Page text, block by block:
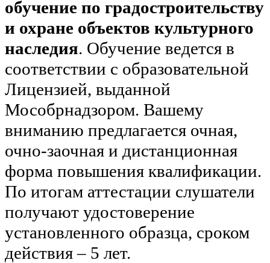
обучение по градостроительству
и охране объектов культурного
наследия. Обучение ведется в
соответствии с образовательной
Лицензией, выданной
Мособрнадзором. Вашему
вниманию предлагается очная,
очно-заочная и дистанционная
форма повышения квалификации.
По итогам аттестации слушатели
получают удостоверение
установленного образца, сроком
действия – 5 лет.